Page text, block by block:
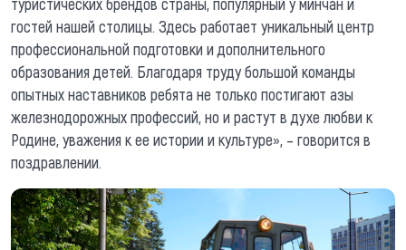
гостей нашей столицы. Здесь работает уникальный центр
профессиональной подготовки и дополнительного
образования детей. Благодаря труду большой команды
опытных наставников ребята не только постигают азы
железнодорожных профессий, но и растут в духе любви к
Родине, уважения к ее истории и культуре», – говорится в
поздравлении.